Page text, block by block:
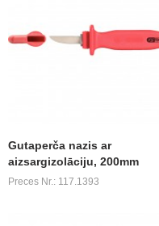
Gutaperča nazis ar
aizsargizolāciju, 200mm
Preces Nr.: 117.1393